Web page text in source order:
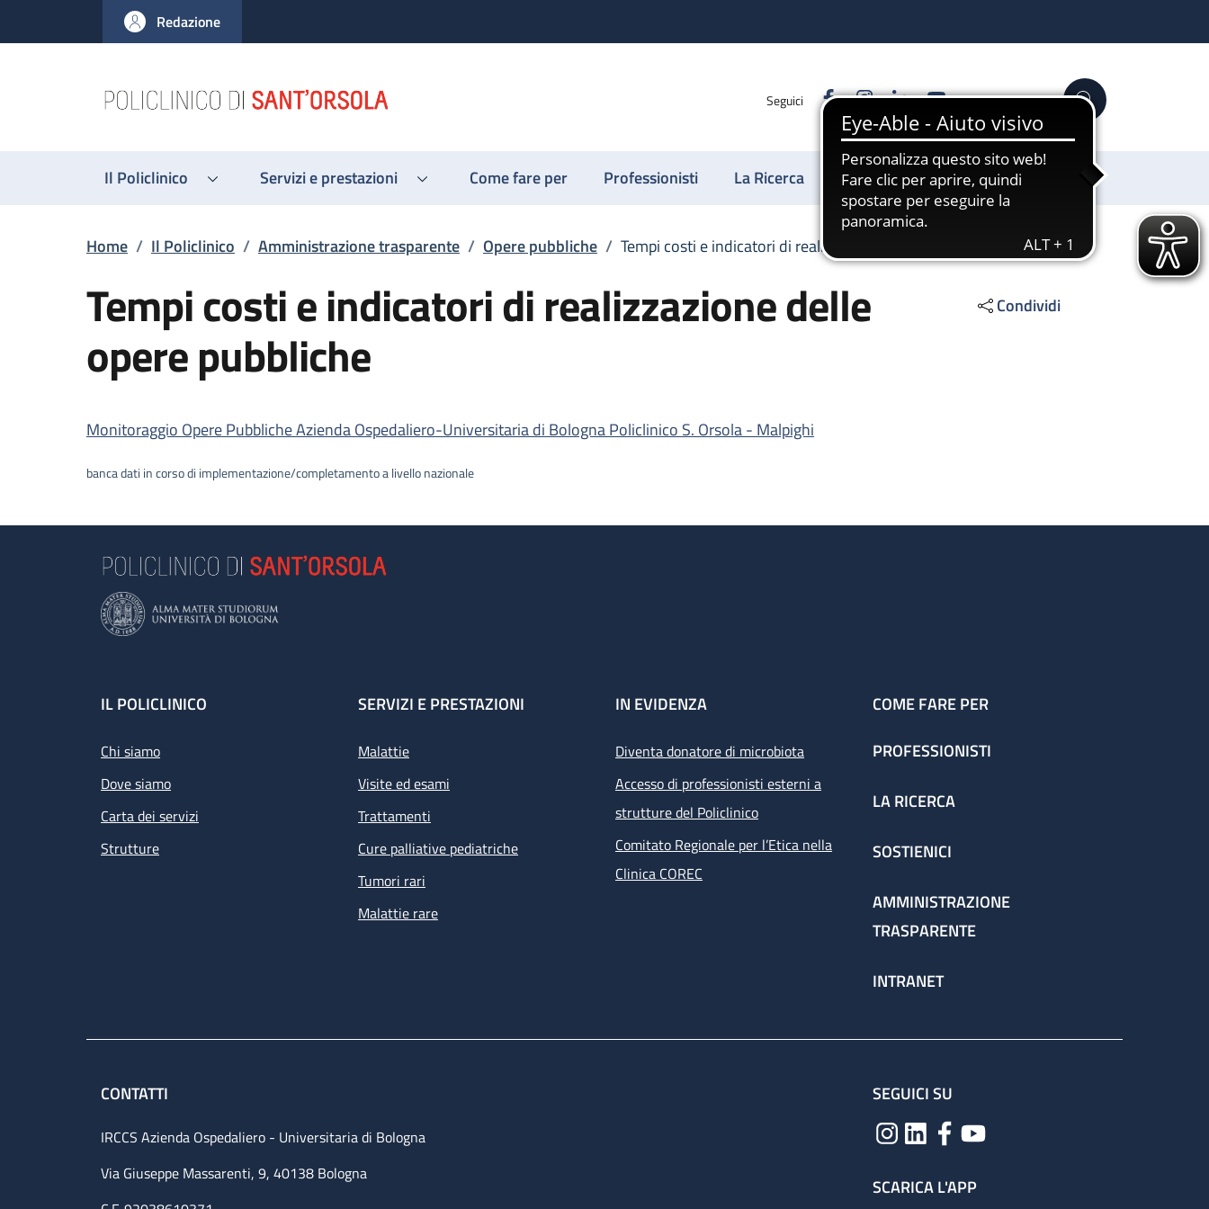
al contenuto principale
to footer content
Redazione
Seguici FacebookInstagram
LinkedinYouTube Cerca
Il Policlinico Servizi e prestazioni Come fare per Professionisti La Ricerca Sostienici
Briciole di pane
Home / Il Policlinico / Amministrazione trasparente / Opere pubbliche / Tempi costi e indicatori di realizzazione delle opere pubbliche
Tempi costi e indicatori di realizzazione delle
opere pubbliche
Condividi
Descrizione
Monitoraggio Opere Pubbliche Azienda Ospedaliero-Universitaria di Bologna Policlinico S. Orsola - Malpighi
banca dati in corso di implementazione/completamento a livello nazionale
Footer
IL POLICLINICO
Chi siamo
Dove siamo
Carta dei servizi
Strutture
SERVIZI E PRESTAZIONI
Malattie
Visite ed esami
Trattamenti
Cure palliative pediatriche
Tumori rari
Malattie rare
IN EVIDENZA
Diventa donatore di microbiota
Accesso di professionisti esterni a
strutture del Policlinico
Comitato Regionale per l’Etica nella
Clinica COREC
COME FARE PER
PROFESSIONISTI
LA RICERCA
SOSTIENICI
AMMINISTRAZIONE
TRASPARENTE
INTRANET
CONTATTI
IRCCS Azienda Ospedaliero - Universitaria di Bologna
Via Giuseppe Massarenti, 9, 40138 Bologna
SEGUICI SU
SCARICA L'APP